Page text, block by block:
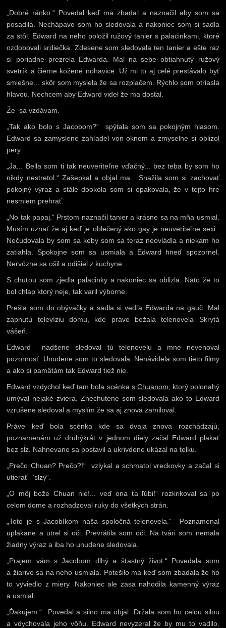
„Dobré ránko.“ Povedal keď ma zbadal a naznačil aby som sa
posadila. Nechápavo som ho sledovala a nakoniec som si sadla
za stôl. Edward na neho položil ružový tanier s palacinkami, ktoré
ozdobovali srdiečka. Zdesene som sledovala ten tanier a ešte raz
si poriadne prezrela Edwarda. Mal na sebe obtiahnutý ružový
svetrík a čierne kožené nohavice. Už mi to aj celé prestávalo byť
smiešne... skôr som myslela že sa rozplačem. Rýchlo som otriasla
hlavou. Nechcem aby Edward videl že ma dostal.
Že sa vzdávam.
„Tak ako bolo s Jacobom?“ spýtala som sa pokojným hlasom.
Edward sa zamyslene zahľadel von oknom a zmyselne si oblizol
pery.
„Ja... Bella som ti tak neuveriteľne vďačný... bez teba by som ho
nikdy nestretol.“ Zašepkal a objal ma. Snažila som si zachovať
pokojný výraz a stále dookola som si opakovala, že v tejto hre
nesmiem prehrať.
„No tak papaj.“ Prstom naznačil tanier a krásne sa na mňa usmial.
Musím uznať že aj keď je oblečený ako gay je neuveriteľne sexi.
Nečudovala by som sa keby som sa teraz neovládla a niekam ho
zatiahla. Spokojne som sa usmiala a Edward hneď spozornel.
Nervózne sa ošil a odišiel z kuchyne.
S chuťou som zjedla palacinky a nakoniec sa oblizla. Nato že to
bol chlap ktorý neje, tak varil výborne.
Prešla som do obývačky a sadla si vedľa Edwarda na gauč. Mal
zapnutú televíziu domu, kde práve bežala telenovela Skrytá
vášeň.
Edward nadšene sledoval tú telenovelu a mne nevenoval
pozornosť. Unudene som to sledovala. Nenávidela som tieto filmy
a ako si pamätám tak Edward tiež nie.
Edward vzdychol keď tam bola scénka s Chuanom , ktorý polonahý
umýval nejaké zviera. Znechutene som sledovala ako to Edward
vzrušene sledoval a myslím že sa aj znova zamiloval.
Práve keď bola scénka kde sa dvaja znova rozchádzajú,
poznamenám už druhýkrát v jednom diely začal Edward plakať
bez sĺz. Nahnevane sa postavil a ukrivdene ukázal na telku.
„Prečo Chuan? Prečo?!“ vzlykal a schmatol vreckovky a začal si
utierať ‘‘slzy“.
„O môj bože Chuan nie!... veď ona ťa ľúbi!“ rozkrikoval sa po
celom dome a rozhadzoval ruky do všetkých strán.
„Toto je s Jacobíkom naša spoločná telenovela.“ Poznamenal
uplakane a utrel si oči. Prevrátila som oči. Na tvári som nemala
žiadny výraz a iba ho unudene sledovala.
„Prajem vám s Jacobom dlhý a šťastný život.“ Povedala som
a žiarivo sa na neho usmiala. Potešilo ma keď som zbadala že ho
to vyviedlo z miery. Nakoniec ale zasa nahodila kamenný výraz
a usmial.
„Ďakujem.“ Povedal a silno ma objal. Držala som ho celou silou
a vdychovala jeho vôňu. Edward nevyzeral že by mu to vadilo.